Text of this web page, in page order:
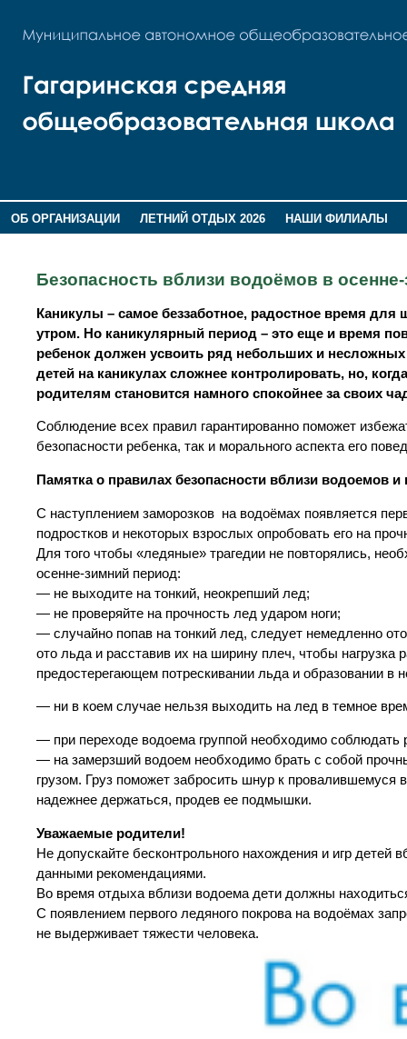
ОБ ОРГАНИЗАЦИИ ЛЕТНИЙ ОТДЫХ 2026
НАШИ ФИЛИАЛЫ
Безопасность вблизи водоёмов в
Каникулы – самое беззаботное, радостное время
утром. Но каникулярный период – это еще и время
ребенок должен усвоить ряд небольших и
детей на каникулах сложнее контролировать, но,
родителям становится намного спокойнее за своих
Соблюдение всех правил гарантированно поможет
безопасности ребенка, так и морального аспекта его
Памятка о правилах безопасности вблизи водоемов и
С наступлением заморозков на водоёмах появляется
подростков и некоторых взрослых опробовать его на
Для того чтобы «ледяные» трагедии не повторялись,
осенне-зимний период:
— не выходите на тонкий, неокрепший лед;
— не проверяйте на прочность лед ударом ноги;
— случайно попав на тонкий лед, следует немедленно
ото льда и расставив их на ширину плеч, чтобы
предостерегающем потрескивании льда и образовании в
— ни в коем случае нельзя выходить на лед в темное
— при переходе водоема группой необходимо соблюдать
— на замерзший водоем необходимо брать с собой
грузом. Груз поможет забросить шнур к
надежнее держаться, продев ее подмышки.
Уважаемые родители!
Не допускайте бесконтрольного нахождения и игр
данными рекомендациями.
Во время отдыха вблизи водоема дети должны
С появлением первого ледяного покрова на водоёмах
не выдерживает тяжести человека.